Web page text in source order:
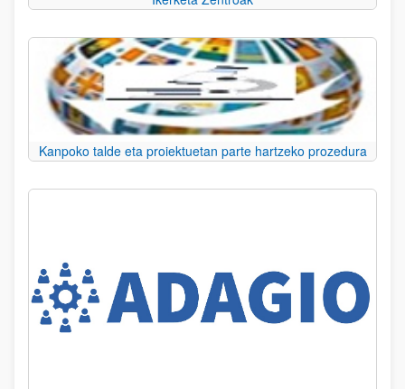
Kanpoko talde eta proiektuetan parte hartzeko prozedura